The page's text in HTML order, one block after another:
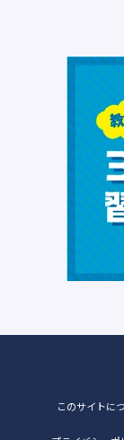
このサイトに